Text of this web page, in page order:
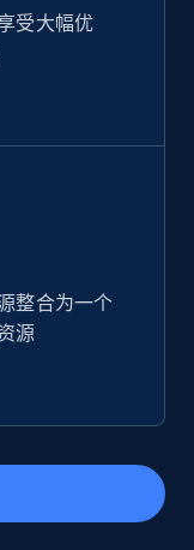
立即购买
Title, Rating,
Initial
Initial
受大幅优
整合为一个
源